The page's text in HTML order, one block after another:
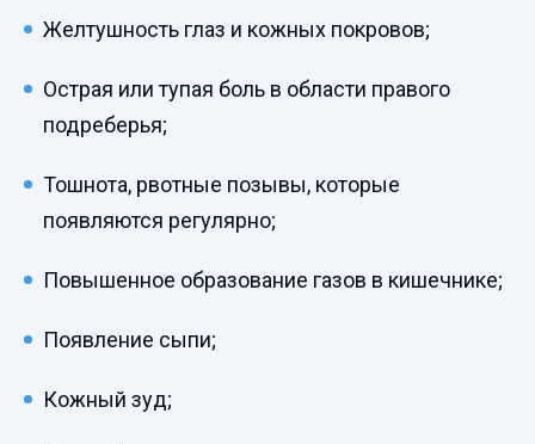
Желтушность глаз и кожных покровов;
Острая или тупая боль в области правого
подреберья;
Тошнота, рвотные позывы, которые
появляются регулярно;
Повышенное образование газов в кишечнике;
Появление сыпи;
Кожный зуд;